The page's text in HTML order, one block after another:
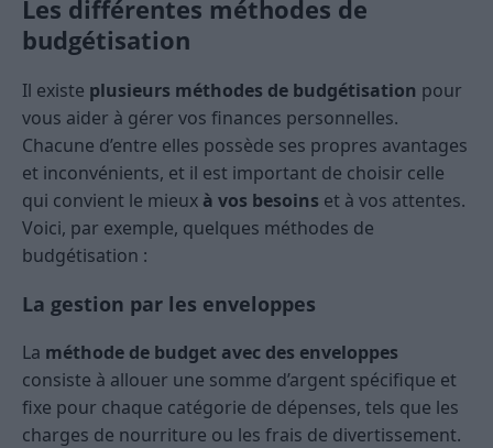
Les différentes méthodes de
budgétisation
Il existe plusieurs méthodes de budgétisation pour
vous aider à gérer vos finances personnelles.
Chacune d’entre elles possède ses propres avantages
et inconvénients, et il est important de choisir celle
qui convient le mieux à vos besoins et à vos attentes.
Voici, par exemple, quelques méthodes de
budgétisation :
La gestion par les enveloppes
La méthode de budget avec des enveloppes
consiste à allouer une somme d’argent spécifique et
fixe pour chaque catégorie de dépenses, tels que les
charges de nourriture ou les frais de divertissement.